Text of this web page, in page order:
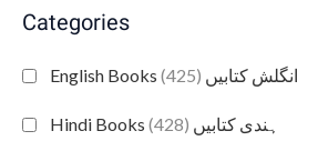
Categories
English Books انگلش کتابیں (425)
Hindi Books ہندی کتابیں (428)